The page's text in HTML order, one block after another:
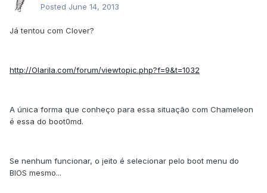
Posted June 14, 2013
Já tentou com Clover?
http://Olarila.com/forum/viewtopic.php?f=9&t=1032
A única forma que conheço para essa situação com Chameleon
é essa do boot0md.
Se nenhum funcionar, o jeito é selecionar pelo boot menu do
BIOS mesmo...